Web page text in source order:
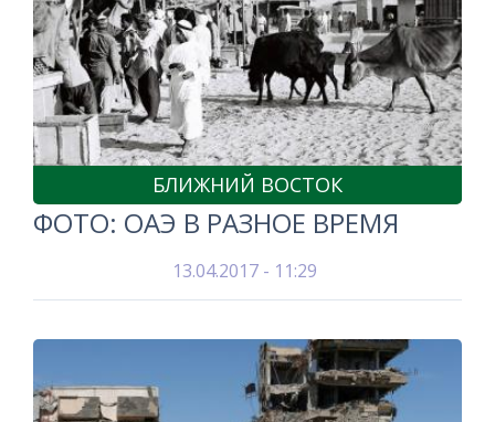
БЛИЖНИЙ ВОСТОК
ФОТО: ОАЭ В РАЗНОЕ ВРЕМЯ
13.04.2017 - 11:29